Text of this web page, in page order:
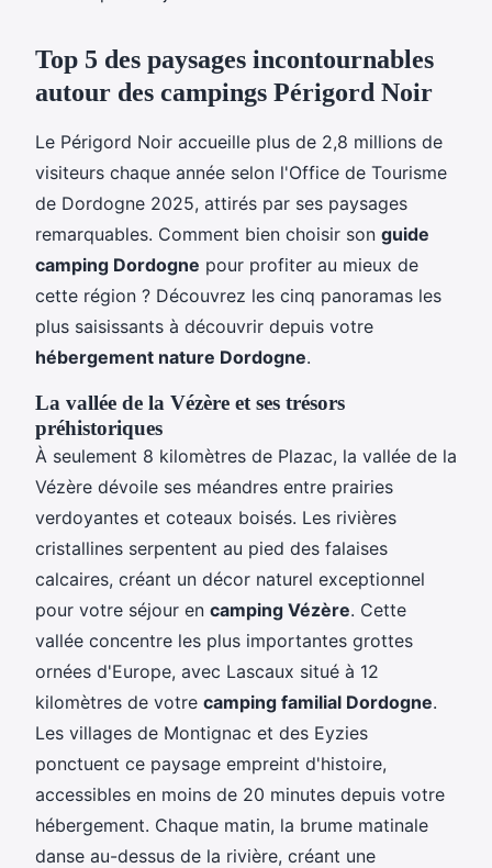
Top 5 des paysages incontournables
autour des campings Périgord Noir
Le Périgord Noir accueille plus de 2,8 millions de
visiteurs chaque année selon l'Office de Tourisme
de Dordogne 2025, attirés par ses paysages
remarquables. Comment bien choisir son guide
camping Dordogne pour profiter au mieux de
cette région ? Découvrez les cinq panoramas les
plus saisissants à découvrir depuis votre
hébergement nature Dordogne.
La vallée de la Vézère et ses trésors
préhistoriques
À seulement 8 kilomètres de Plazac, la vallée de la
Vézère dévoile ses méandres entre prairies
verdoyantes et coteaux boisés. Les rivières
cristallines serpentent au pied des falaises
calcaires, créant un décor naturel exceptionnel
pour votre séjour en camping Vézère. Cette
vallée concentre les plus importantes grottes
ornées d'Europe, avec Lascaux situé à 12
kilomètres de votre camping familial Dordogne.
Les villages de Montignac et des Eyzies
ponctuent ce paysage empreint d'histoire,
accessibles en moins de 20 minutes depuis votre
hébergement. Chaque matin, la brume matinale
danse au-dessus de la rivière, créant une